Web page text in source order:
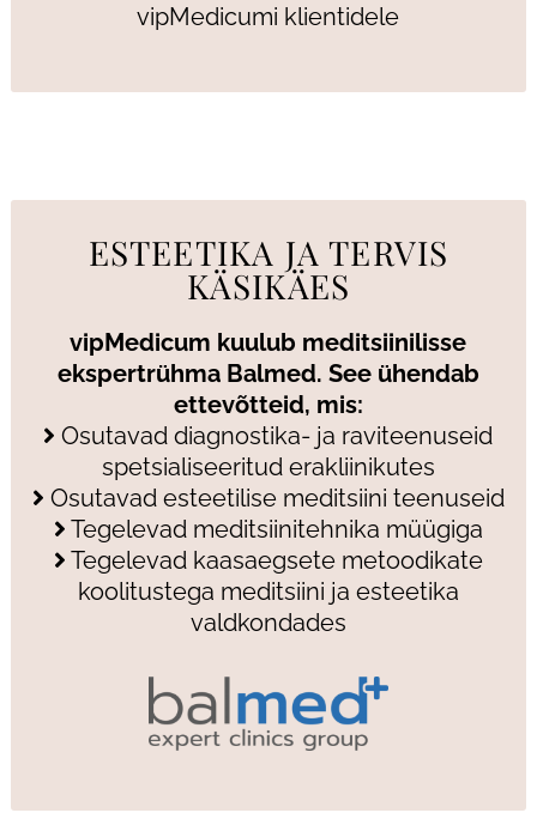
vipMedicumi klientidele
ESTEETIKA JA TERVIS
KÄSIKÄES
vipMedicum kuulub meditsiinilisse
ekspertrühma Balmed. See ühendab
ettevõtteid, mis:
Osutavad diagnostika- ja raviteenuseid
spetsialiseeritud erakliinikutes
Osutavad esteetilise meditsiini teenuseid
Tegelevad meditsiinitehnika müügiga
Tegelevad kaasaegsete metoodikate
koolitustega meditsiini ja esteetika
valdkondades